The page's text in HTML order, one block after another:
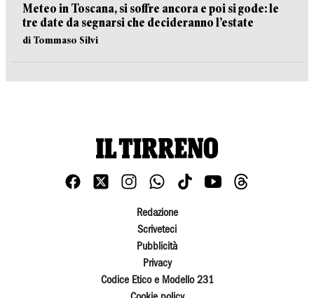
Meteo in Toscana, si soffre ancora e poi si gode: le
tre date da segnarsi che decideranno l’estate
di Tommaso Silvi
Redazione
Scriveteci
Pubblicità
Privacy
Codice Etico e Modello 231